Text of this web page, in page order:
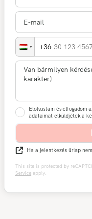
30 123
Elolvastam és elfogadom
adataimat elküldjétek a
Ha a jelentkezés űrlap
This site is protected by
Service apply.